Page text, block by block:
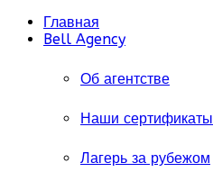
Главная
Bell Agency
Об агентстве
Наши сертификаты
Лагерь за рубежом